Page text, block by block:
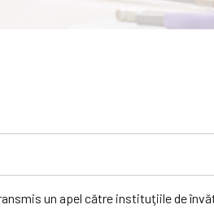
un apel către instituţiile de